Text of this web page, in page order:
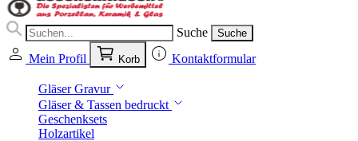
Suche Suche
Mein Profil Korb Kontaktformular
Gläser Gravur
Gläser & Tassen bedruckt
Geschenksets
Holzartikel